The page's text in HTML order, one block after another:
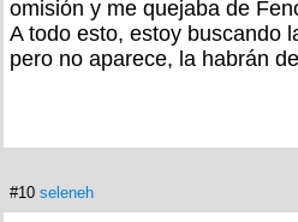
omisión y me quejaba de
A todo esto, estoy buscando
pero no aparece, la habrán
#10 seleneh